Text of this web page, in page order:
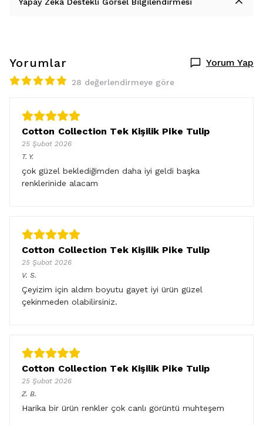
Yorumlar Yorum Yap
28 değerlendirmeye göre
Cotton Collection Tek Kişilik Pike Tulip
25 Şubat 2026
T. Y.
çok güzel beklediğimden daha iyi geldi başka
renklerinide alacam
Cotton Collection Tek Kişilik Pike Tulip
25 Şubat 2026
V. S.
Çeyizim için aldım boyutu gayet iyi ürün güzel
çekinmeden olabilirsiniz.
Cotton Collection Tek Kişilik Pike Tulip
25 Şubat 2026
Z. B.
Harika bir ürün renkler çok canlı görüntü muhteşem